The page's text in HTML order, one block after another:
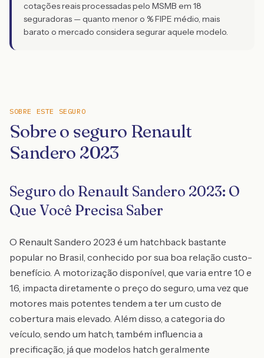
cotações reais processadas pelo MSMB em 18
seguradoras — quanto menor o % FIPE médio, mais
barato o mercado considera segurar aquele modelo.
SOBRE ESTE SEGURO
Sobre o seguro Renault
Sandero 2023
Seguro do Renault Sandero 2023: O
Que Você Precisa Saber
O Renault Sandero 2023 é um hatchback bastante
popular no Brasil, conhecido por sua boa relação custo-
benefício. A motorização disponível, que varia entre 1.0 e
1.6, impacta diretamente o preço do seguro, uma vez que
motores mais potentes tendem a ter um custo de
cobertura mais elevado. Além disso, a categoria do
veículo, sendo um hatch, também influencia a
precificação, já que modelos hatch geralmente